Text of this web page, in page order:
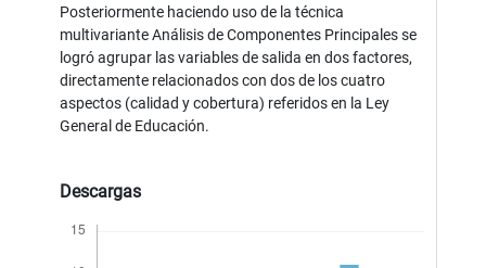
Posteriormente haciendo uso de la técnica
multivariante Análisis de Componentes Principales se
logró agrupar las variables de salida en dos factores,
directamente relacionados con dos de los cuatro
aspectos (calidad y cobertura) referidos en la Ley
General de Educación.
Descargas